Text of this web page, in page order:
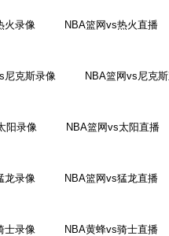
火录像 NBA篮网vs热火直播
尼克斯录像 NBA篮网vs尼克
阳录像 NBA篮网vs太阳直播
龙录像 NBA篮网vs猛龙直播
士录像 NBA黄蜂vs骑士直播